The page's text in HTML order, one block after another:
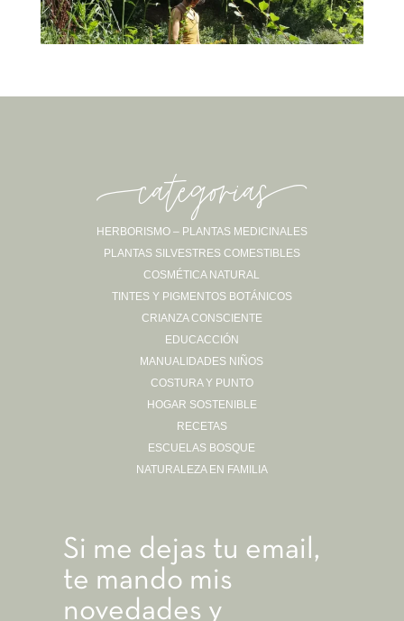
Sígueme en Instagram
-categorias-
HERBORISMO – PLANTAS MEDICINALES
PLANTAS SILVESTRES COMESTIBLES
COSMÉTICA NATURAL
TINTES Y PIGMENTOS BOTÁNICOS
CRIANZA CONSCIENTE
EDUCACCIÓN
MANUALIDADES NIÑOS
COSTURA Y PUNTO
HOGAR SOSTENIBLE
RECETAS
ESCUELAS BOSQUE
NATURALEZA EN FAMILIA
Si me dejas tu email,
te mando mis
novedades y